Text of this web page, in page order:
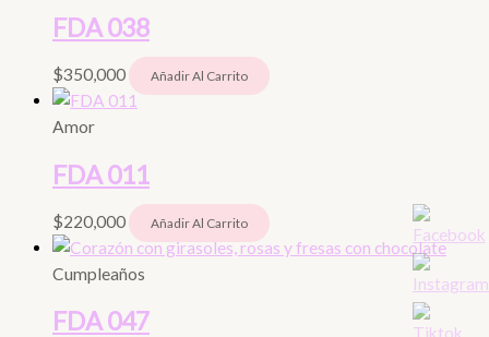
FDA 038
$350,000 Añadir Al Carrito
Amor
FDA 011
$220,000 Añadir Al Carrito
Cumpleaños
FDA 047